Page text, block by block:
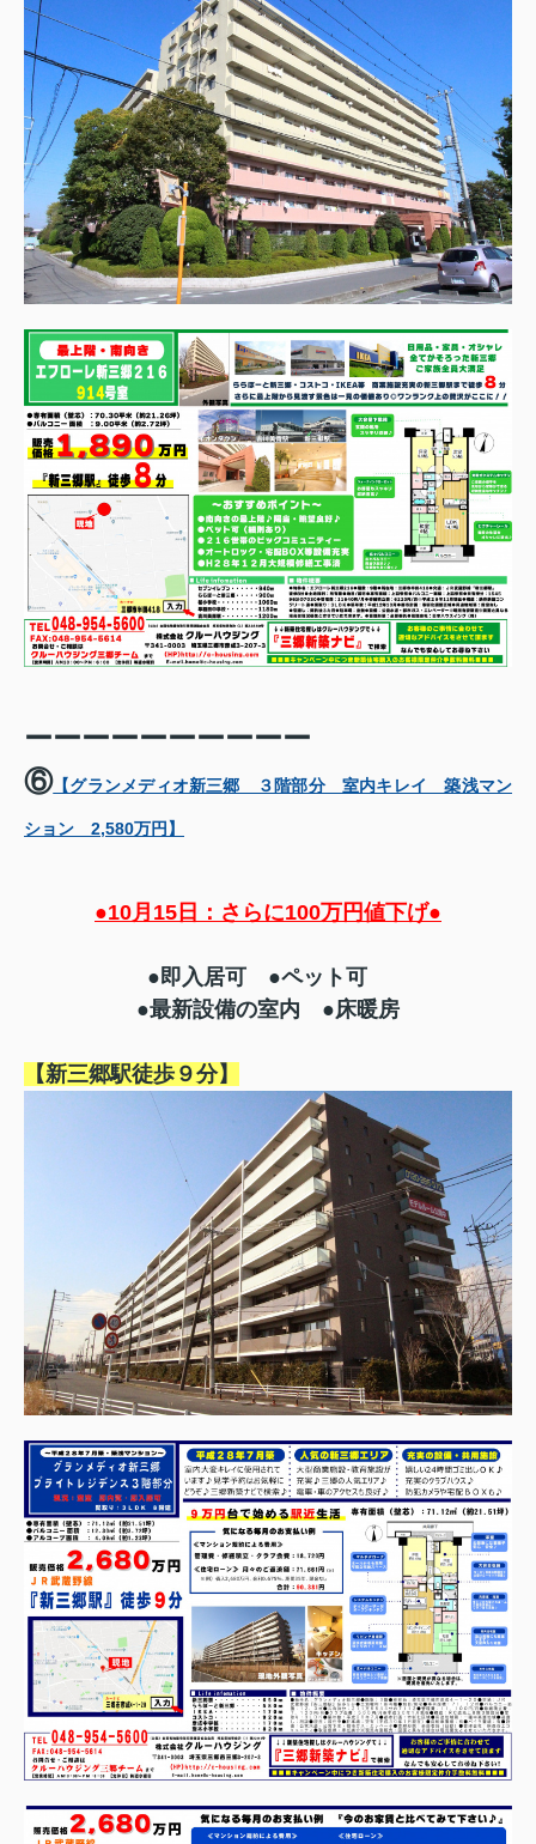
ーーーーーーーーーー
⑥【グランメディオ新三郷 ３階部分 室内キレイ 築浅マン
ション 2,580万円】
●10月15日：さらに100万円値下げ●
●即入居可 ●ペット可
●最新設備の室内 ●床暖房
【新三郷駅徒歩９分】